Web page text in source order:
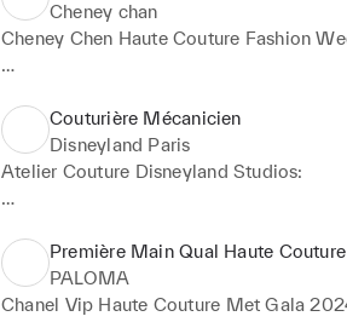
Cheney chan
Cheney Chen Haute Couture Fashion
- hand stitching buttons
- hand stitching with hidden stitches for
Couturière Mécanicien
Disneyland Paris
Atelier Couture Disneyland Studios:
- Réparations de costumes Disney
- Modification vestimentaire pour les
Première Main Qual Haute Couture
PALOMA
Chanel Vip Haute Couture Met Gala